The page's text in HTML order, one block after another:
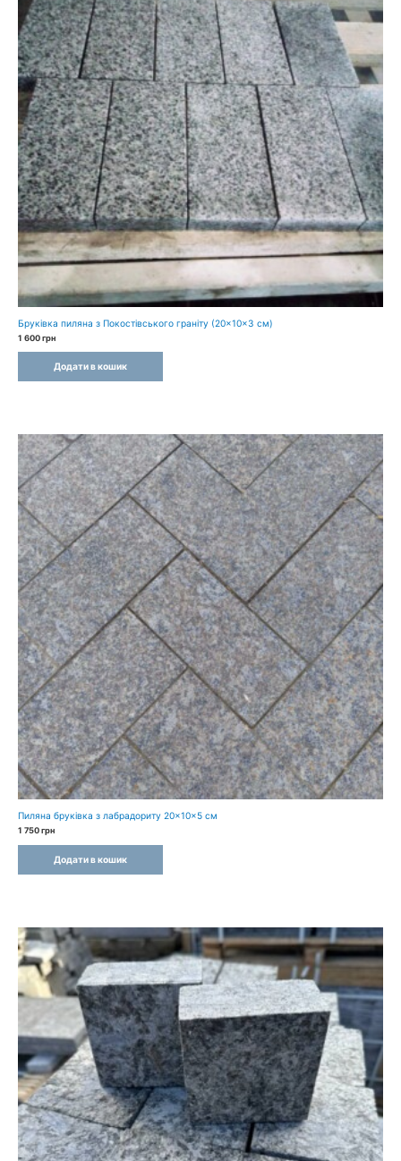
Бруківка пиляна з Покостівського граніту (20×10×3 см)
1 600грн
Додати в кошик
Пиляна бруківка з лабрадориту 20×10×5 см
1 750грн
Додати в кошик